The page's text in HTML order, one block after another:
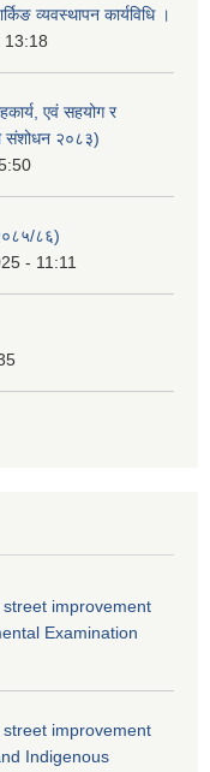
व्यवस्थापन कार्यविधि ।
13:18
एवं सहयोग र
संशोधन २०८३)
८६)
- 11:11
improvement
Examination
improvement
Indigenous